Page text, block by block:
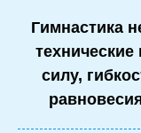
Гимнастика
силу,